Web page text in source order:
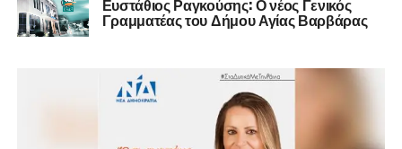
Ευστάθιος Ραγκούσης: Ο νέος Γενικός
Γραμματέας του Δήμου Αγίας Βαρβάρας